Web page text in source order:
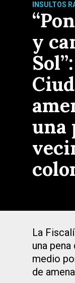
INSULTOS
y
una
La
una
medio
de